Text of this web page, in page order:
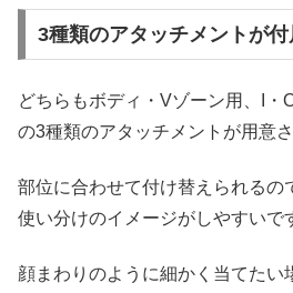
3種類のアタッチメントが付
どちらもボディ・Vゾーン用、I・
の3種類のアタッチメントが用意さ
部位に合わせて付け替えられるの
使い分けのイメージがしやすいで
顔まわりのように細かく当てたい